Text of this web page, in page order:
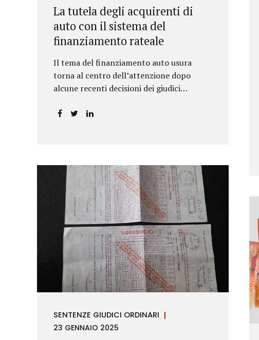
La tutela degli acquirenti di
auto con il sistema del
finanziamento rateale
Il tema del finanziamento auto usura
torna al centro dell’attenzione dopo
alcune recenti decisioni dei giudici
anche i costi assicurativi collegati al
consumatori.
SENTENZE GIUDICI ORDINARI
23 GENNAIO 2025